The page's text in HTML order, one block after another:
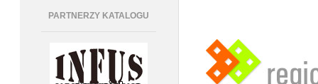
PARTNERZY KATALOGU